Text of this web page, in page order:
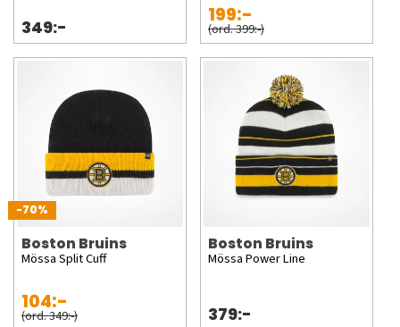
349:-
199:-
(ord. 399:-)
-70%
Boston Bruins
Mössa Split Cuff
104:-
(ord. 349:-)
Boston Bruins
Mössa Power Line
379:-